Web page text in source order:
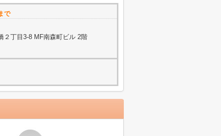
で
２丁目3-8 MF南森町ビル 2階